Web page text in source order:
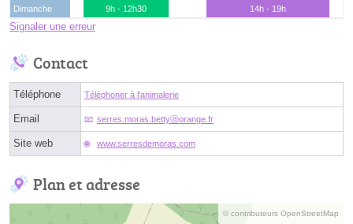
Dimanche
9h - 12h30 14h - 19h
Signaler une erreur
Contact
Téléphone Téléphoner à l'animalerie
Email serres.moras.bettyⓐorange.fr
Site web www.serresdemoras.com
Plan et adresse
© contributeurs OpenStreetMap